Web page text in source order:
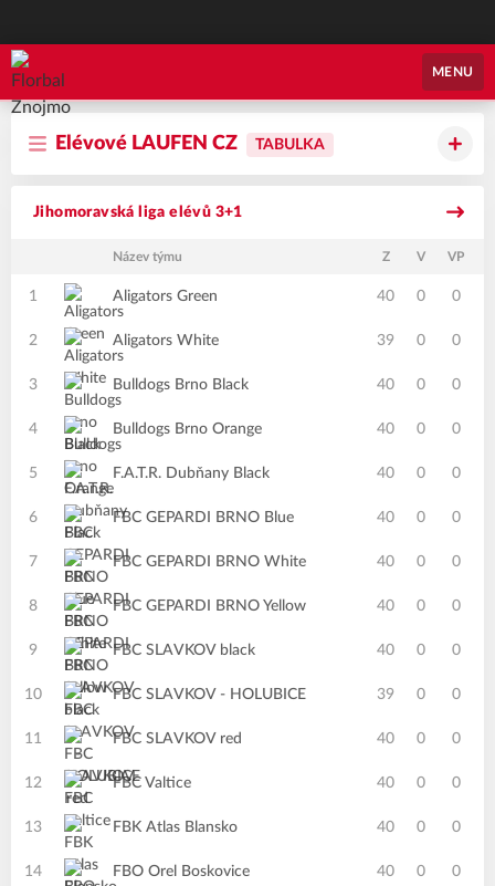
Florbal Znojmo
MENU
Elévové LAUFEN CZ TABULKA
Jihomoravská liga elévů 3+1
Název týmu Z V VP
1 Aligators Green 40 0 0
2 Aligators White 39 0 0
3 Bulldogs Brno Black 40 0 0
4 Bulldogs Brno Orange 40 0 0
5 F.A.T.R. Dubňany Black 40 0 0
6 FBC GEPARDI BRNO Blue 40 0 0
7 FBC GEPARDI BRNO White 40 0 0
8 FBC GEPARDI BRNO Yellow 40 0 0
9 FBC SLAVKOV black 40 0 0
10 FBC SLAVKOV - HOLUBICE 39 0 0
11 FBC SLAVKOV red 40 0 0
12 FBC Valtice 40 0 0
13 FBK Atlas Blansko 40 0 0
14 FBO Orel Boskovice 40 0 0